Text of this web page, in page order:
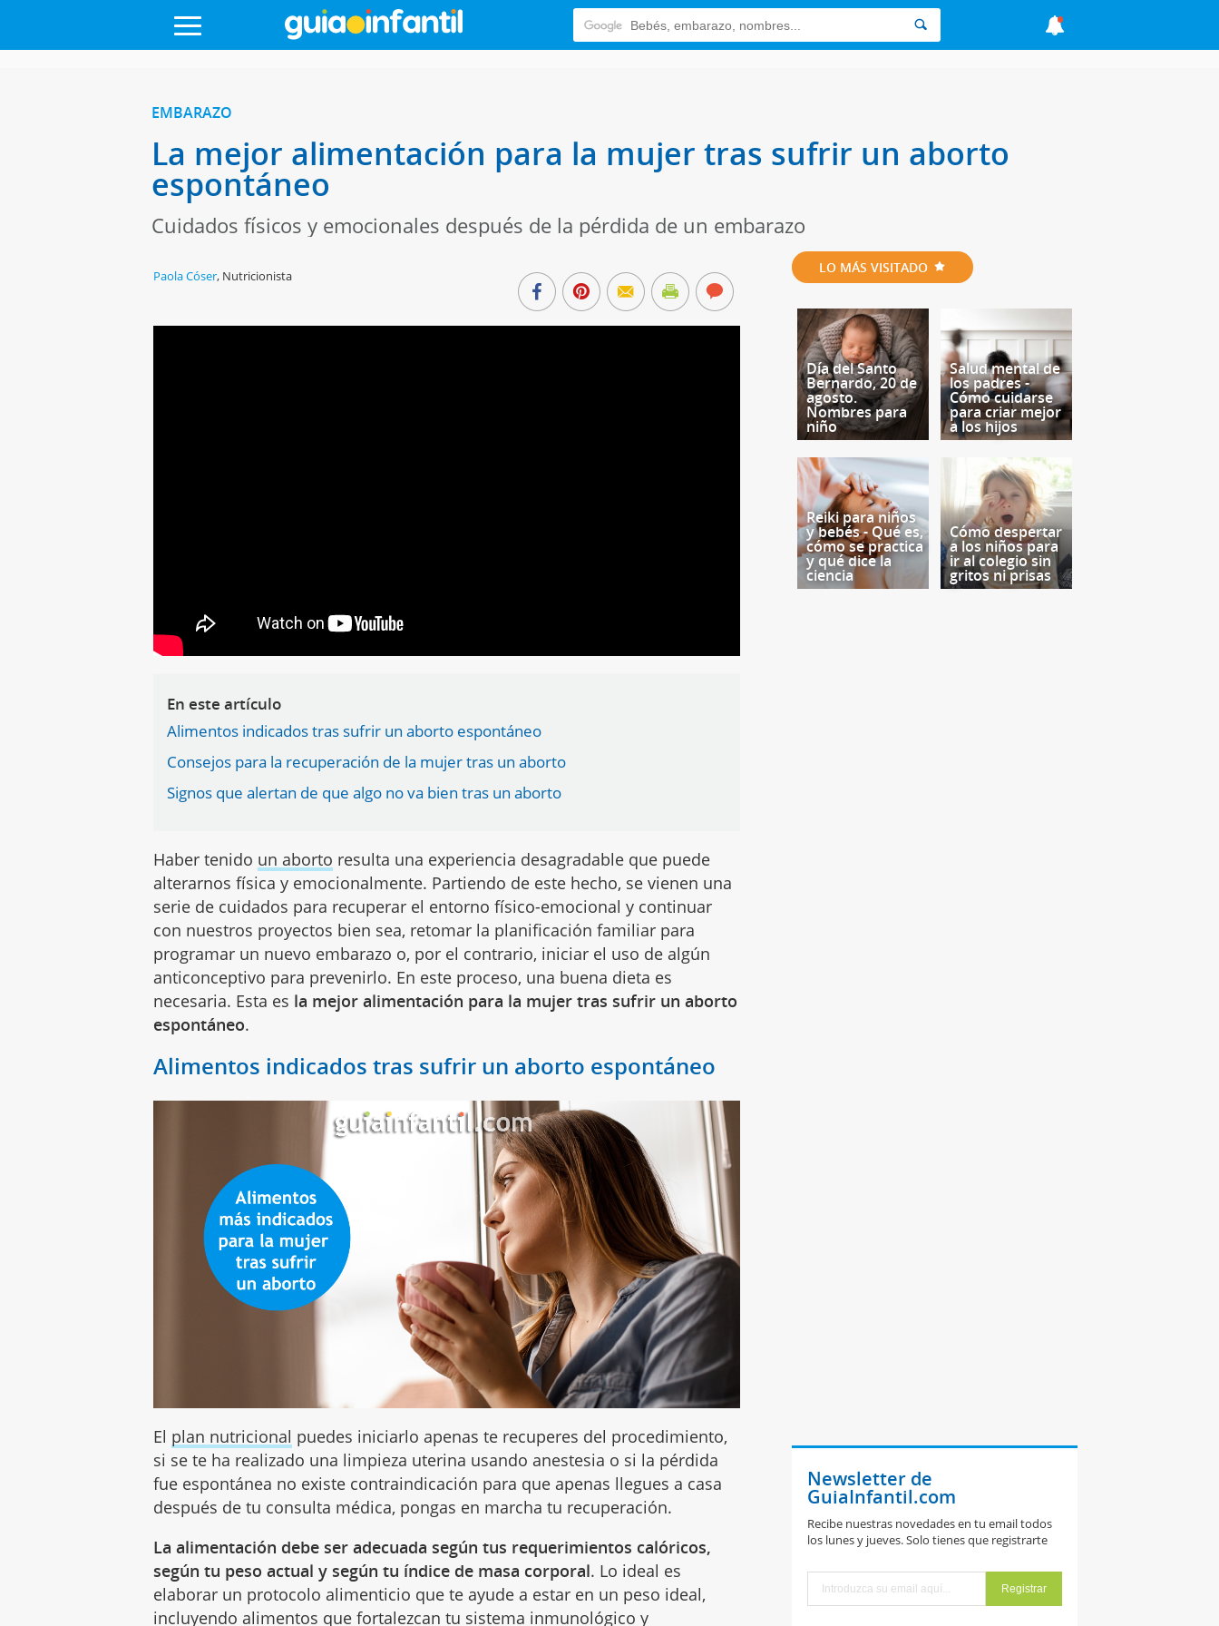
EMBARAZO
La mejor alimentación para la mujer tras sufrir un aborto
espontáneo
Cuidados físicos y emocionales después de la pérdida de un embarazo
Paola Cóser, Nutricionista
En este artículo
Alimentos indicados tras sufrir un aborto espontáneo
Consejos para la recuperación de la mujer tras un aborto
Signos que alertan de que algo no va bien tras un aborto
Haber tenido un aborto resulta una experiencia desagradable que puede
alterarnos física y emocionalmente. Partiendo de este hecho, se vienen una
serie de cuidados para recuperar el entorno físico-emocional y continuar
con nuestros proyectos bien sea, retomar la planificación familiar para
programar un nuevo embarazo o, por el contrario, iniciar el uso de algún
anticonceptivo para prevenirlo. En este proceso, una buena dieta es
necesaria. Esta es la mejor alimentación para la mujer tras sufrir un aborto
espontáneo.
Alimentos indicados tras sufrir un aborto espontáneo
El plan nutricional puedes iniciarlo apenas te recuperes del procedimiento,
si se te ha realizado una limpieza uterina usando anestesia o si la pérdida
fue espontánea no existe contraindicación para que apenas llegues a casa
después de tu consulta médica, pongas en marcha tu recuperación.
La alimentación debe ser adecuada según tus requerimientos calóricos,
según tu peso actual y según tu índice de masa corporal. Lo ideal es
elaborar un protocolo alimenticio que te ayude a estar en un peso ideal,
incluyendo alimentos que fortalezcan tu sistema inmunológico y
LO MÁS VISITADO
Día del Santo
Bernardo, 20 de
agosto.
Nombres para
niño
Salud mental de
los padres -
Cómo cuidarse
para criar mejor
a los hijos
Reiki para niños
y bebés - Qué es,
cómo se practica
y qué dice la
ciencia
Cómo despertar
a los niños para
ir al colegio sin
gritos ni prisas
Newsletter de
GuiaInfantil.com
Recibe nuestras novedades en tu email todos
los lunes y jueves. Solo tienes que registrarte